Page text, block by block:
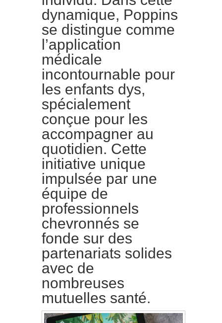
dynamique, Poppins
se distingue comme
l’application
médicale
incontournable pour
les enfants dys,
spécialement
conçue pour les
accompagner au
quotidien. Cette
initiative unique
impulsée par une
équipe de
professionnels
chevronnés se
fonde sur des
partenariats solides
avec de
nombreuses
mutuelles santé.